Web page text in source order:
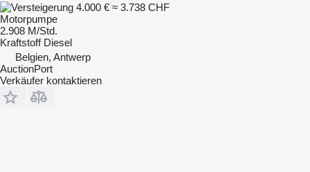
4.000 € ≈ 3.738 CHF
Motorpumpe
2.908 M/Std.
Kraftstoff Diesel
Belgien, Antwerp
AuctionPort
Verkäufer kontaktieren